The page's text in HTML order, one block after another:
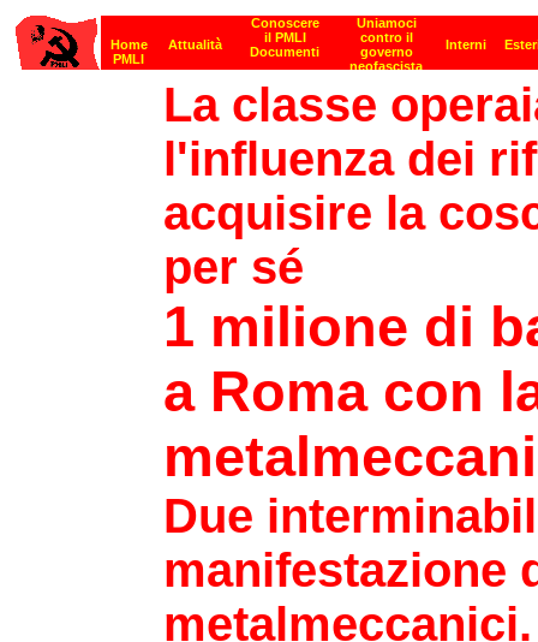
La classe
l'influenza dei
acquisire la
per sé
1 milione di
a Roma con
Due
manifestazione